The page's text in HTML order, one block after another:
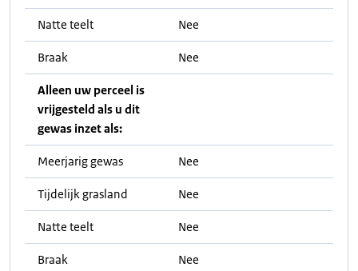
Natte teelt Nee
Braak Nee
Alleen uw perceel is
vrijgesteld als u dit
gewas inzet als:
Meerjarig gewas Nee
Tijdelijk grasland Nee
Natte teelt Nee
Braak Nee